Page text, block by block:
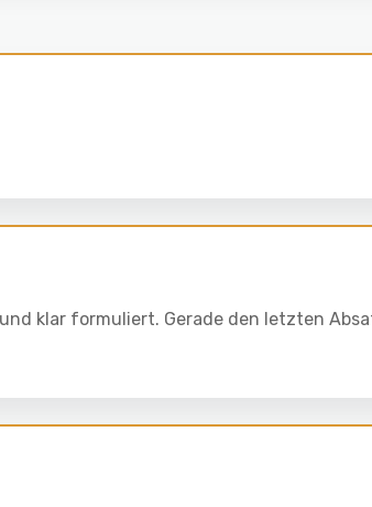
klar formuliert. Gerade den letzten